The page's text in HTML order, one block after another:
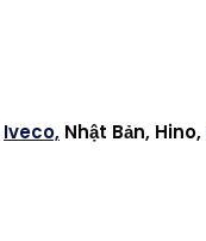
Iveco, Nhật Bản, Hino,